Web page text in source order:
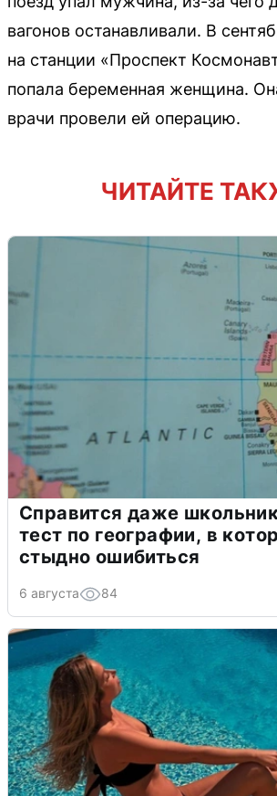
вагонов останавливали. В
на станции «Проспект
попала беременная женщина.
врачи провели ей операцию.
ЧИТАЙТЕ
Справится даже
тест по географии, в
стыдно ошибиться
6 августа 84